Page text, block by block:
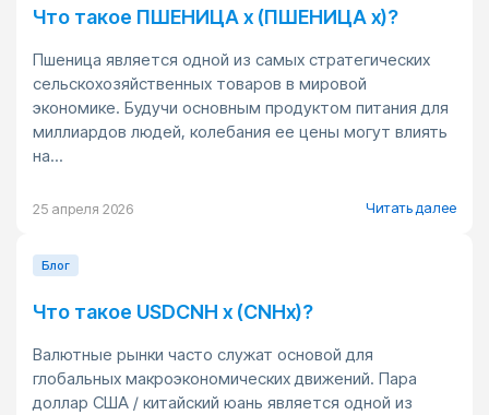
Что такое ПШЕНИЦА x (ПШЕНИЦА x)?
Пшеница является одной из самых стратегических
сельскохозяйственных товаров в мировой
экономике. Будучи основным продуктом питания для
миллиардов людей, колебания ее цены могут влиять
на...
25 апреля 2026 Читать далее
Блог
Что такое USDCNH x (CNHx)?
Валютные рынки часто служат основой для
глобальных макроэкономических движений. Пара
доллар США / китайский юань является одной из